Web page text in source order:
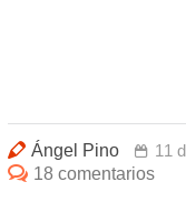
Ángel Pino
11
18 comentarios